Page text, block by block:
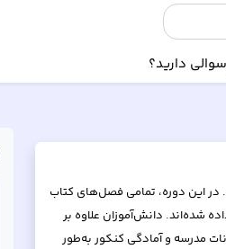
سوالی دارید؟
۲۷ قسمت آموزشی با مجموع زمان ۱۲ ساعت و ۱۷ دقیقه است. در این دوره، تمامی فصل‌های کتاب
شده‌اند. دانش‌آموزان علاوه بر
مدرسه و آمادگی کنکور به‌طور